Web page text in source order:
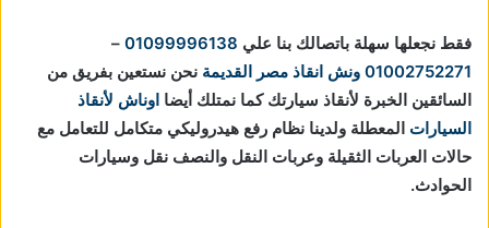
فقط نجعلها سهلة باتصالك بنا علي 01099996138
–
01002752271 ونش انقاذ مصر القديمة نحن نستعين بفريق من
السائقين الخبرة لأنقاذ سيارتك كما نمتلك أيضا اوناش لأنقاذ
السيارات المعطلة ولدينا نظام رفع هيدروليكي متكامل للتعامل مع
حالات العربات الثقيلة وعربات النقل والنصف نقل وسيارات
الحوادث.